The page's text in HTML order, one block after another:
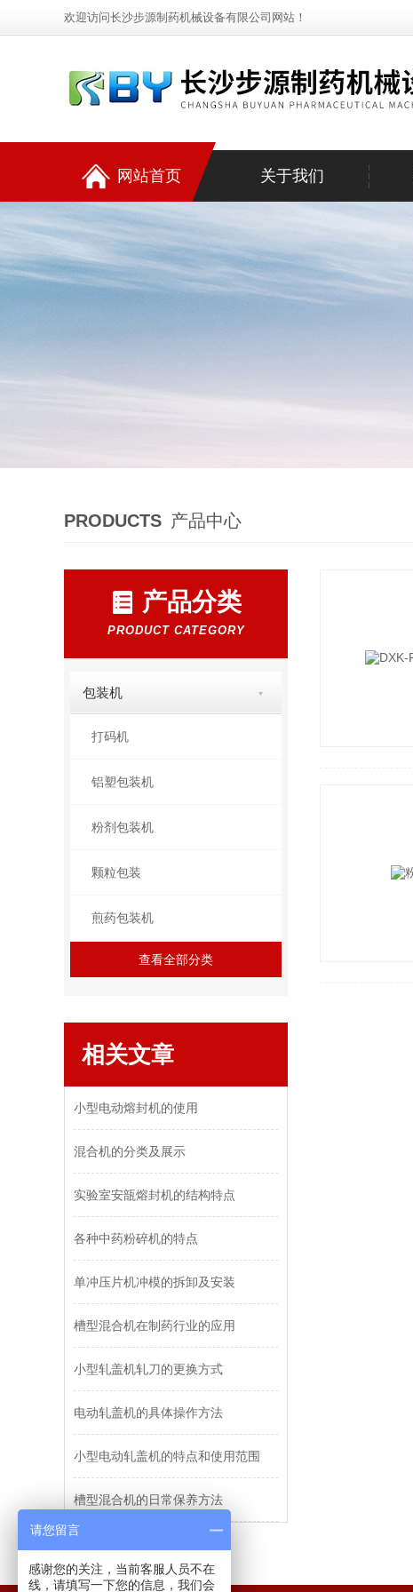
欢迎访问长沙步源制药机械设备有限公司网站！
网站首页 关于我们
PRODUCTS 产品中心
产品分类
PRODUCT CATEGORY
包装机
打码机
铝塑包装机
粉剂包装机
颗粒包装
煎药包装机
查看全部分类
相关文章
小型电动熔封机的使用
混合机的分类及展示
实验室安瓿熔封机的结构特点
各种中药粉碎机的特点
单冲压片机冲模的拆卸及安装
槽型混合机在制药行业的应用
小型轧盖机轧刀的更换方式
电动轧盖机的具体操作方法
小型电动轧盖机的特点和使用范围
槽型混合机的日常保养方法
请您留言
感谢您的关注，当前客服人员不在
线，请填写一下您的信息，我们会